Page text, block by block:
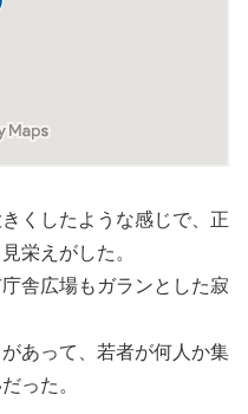
くしたような感じで、正
栄えがした。
舎広場もガランとした寂
あって、若者が何人か集
った。